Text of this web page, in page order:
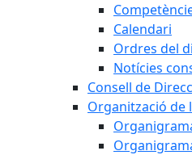
Calendari
Ordres del
Notícies
Consell de
Organització de